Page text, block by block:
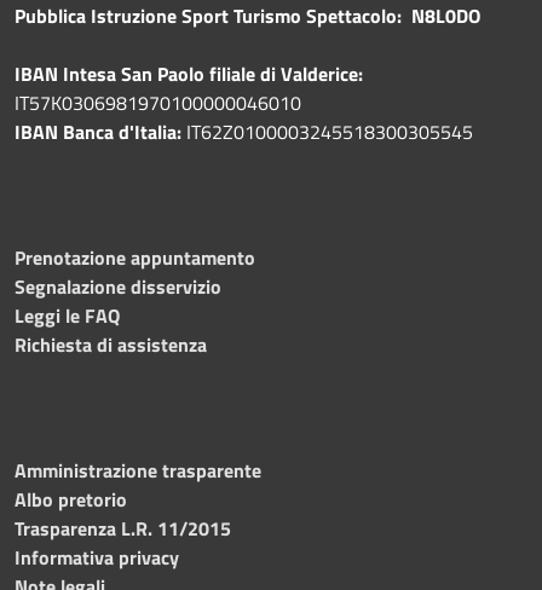
Pubblica Istruzione Sport Turismo Spettacolo: N8L0DO
IBAN Intesa San Paolo filiale di Valderice:
IT57K0306981970100000046010
IBAN Banca d'Italia: IT62Z0100003245518300305545
Prenotazione appuntamento
Segnalazione disservizio
Leggi le FAQ
Richiesta di assistenza
Amministrazione trasparente
Albo pretorio
Trasparenza L.R. 11/2015
Informativa privacy